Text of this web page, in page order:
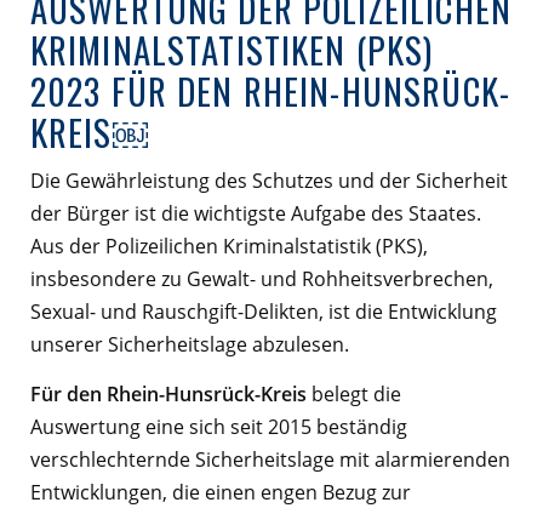
KRIMINALSTATISTIKEN (PKS)
2023 FÜR DEN RHEIN-HUNSRÜCK-
KREIS￼
Die Gewährleistung des Schutzes und der Sicherheit
der Bürger ist die wichtigste Aufgabe des Staates.
Aus der Polizeilichen Kriminalstatistik (PKS),
insbesondere zu Gewalt- und Rohheitsverbrechen,
Sexual- und Rauschgift-Delikten, ist die Entwicklung
unserer Sicherheitslage abzulesen.
Für den Rhein-Hunsrück-Kreis belegt die
Auswertung eine sich seit 2015 beständig
verschlechternde Sicherheitslage mit alarmierenden
Entwicklungen, die einen engen Bezug zur